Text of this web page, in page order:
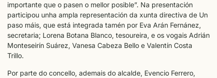
importante que o pasen o mellor posible”. Na presentación
participou unha ampla representación da xunta directiva de Un
paso máis, que está integrada tamén por Eva Arán Fernánez,
secretaria; Lorena Botana Blanco, tesoureira, e os vogais Adrián
Monteseirín Suárez, Vanesa Cabeza Bello e Valentín Costa
Trillo.
Por parte do concello, ademais do alcalde, Evencio Ferrero,